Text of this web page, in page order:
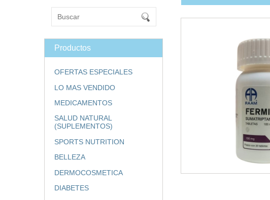
Productos
OFERTAS ESPECIALES
LO MAS VENDIDO
MEDICAMENTOS
SALUD NATURAL
(SUPLEMENTOS)
SPORTS NUTRITION
BELLEZA
DERMOCOSMETICA
DIABETES